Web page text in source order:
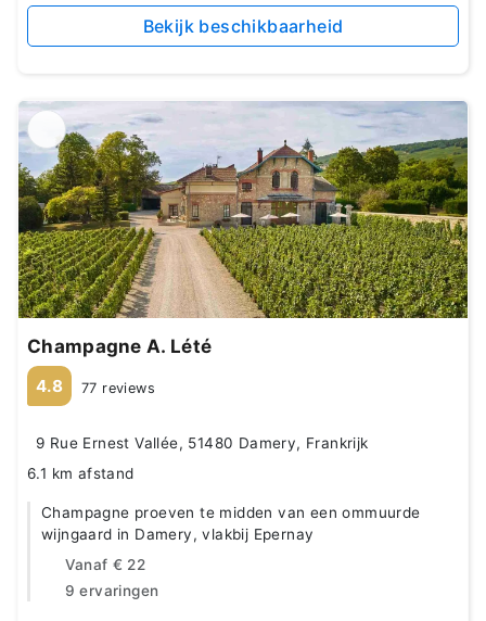
Bekijk beschikbaarheid
Champagne A. Lété
4.8 77 reviews
9 Rue Ernest Vallée, 51480 Damery, Frankrijk
6.1 km afstand
Champagne proeven te midden van een ommuurde
wijngaard in Damery, vlakbij Epernay
Vanaf € 22
9 ervaringen